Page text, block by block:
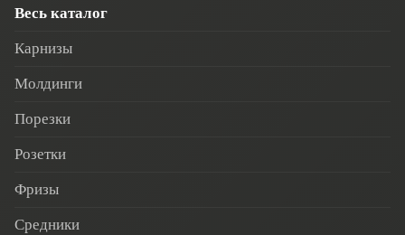
Весь каталог
Карнизы
Молдинги
Порезки
Розетки
Фризы
Средники